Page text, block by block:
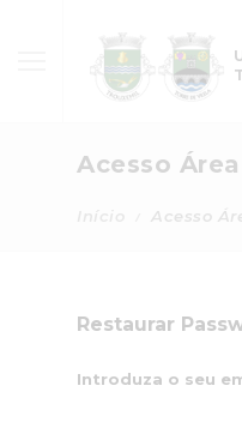
Acesso
Acesso
Restaurar
Introduza o seu